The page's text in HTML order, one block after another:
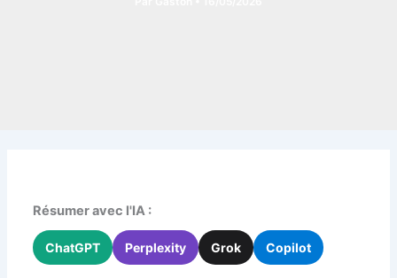
Résumer avec l'IA :
ChatGPT Perplexity Grok Copilot